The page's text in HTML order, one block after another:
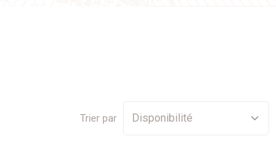
Trier par